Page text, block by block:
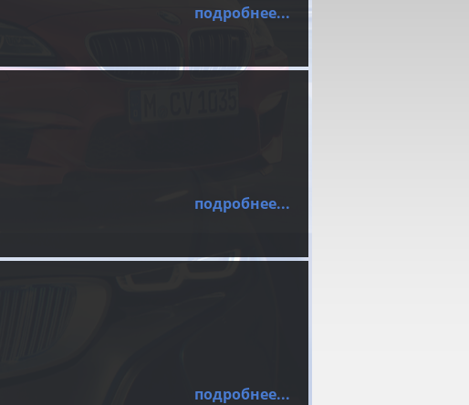
подробнее...
подробнее...
подробнее...